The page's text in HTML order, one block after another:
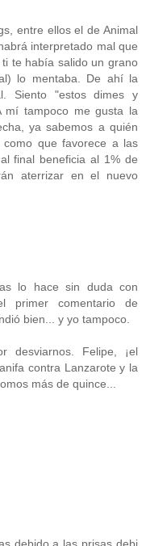
entre ellos el de Animal
interpretado mal que
te había salido un grano
lo mentaba. De ahí la
Siento "estos dimes y
mí tampoco me gusta la
ya sabemos a quién
que favorece a las
final beneficia al 1% de
aterrizar en el nuevo
lo hace sin duda con
primer comentario de
bien... y yo tampoco.
desviarnos. Felipe, ¡el
contra Lanzarote y la
más de quince...